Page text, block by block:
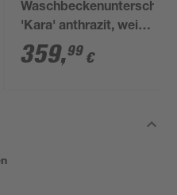
'Kara' anthrazit, weiß
lackiert 79,5 x 59 x 49
cm
359,99 €